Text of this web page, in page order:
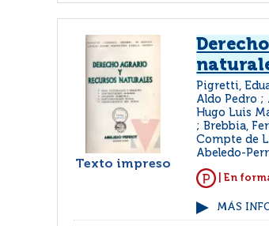
Texto impreso
Pigretti,
Aldo Pedro ;
Hugo Luis
; Brebbia,
Compte de
Abeledo-
| En
MÁS